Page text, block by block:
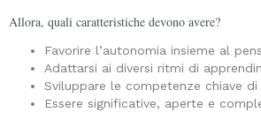
Allora, quali caratteristiche devono avere?
Favorire l’autonomia insieme al
Adattarsi ai diversi ritmi di
Sviluppare le competenze chiave di
Essere significative, aperte e